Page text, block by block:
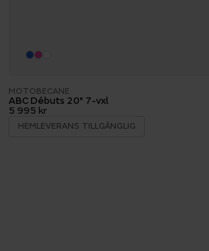
MOTOBECANE
ABC Débuts 20" 7-vxl
5 995 kr
HEMLEVERANS TILLGÄNGLIG